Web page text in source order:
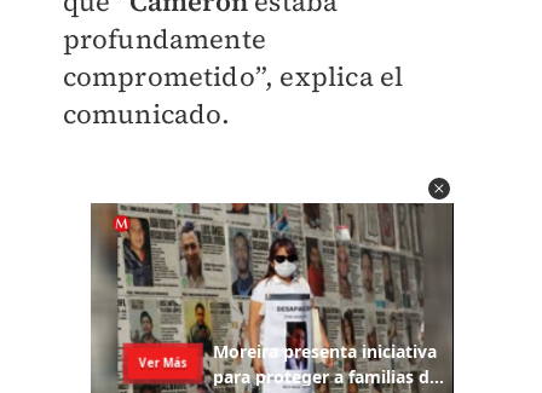
profundamente
comprometido”, explica el
comunicado.